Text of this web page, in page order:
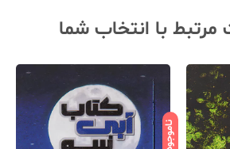
با انتخاب شما
ناموجود